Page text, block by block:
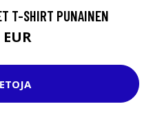
T-SHIRT PUNAINEN